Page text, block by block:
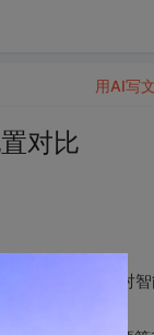
对比
公能力，适合对
效办公的需求。
用AI写